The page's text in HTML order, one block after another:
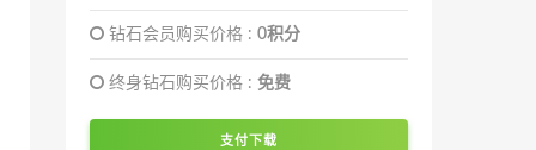
钻石会员购买价格 : 0积分
终身钻石购买价格 : 免费
支付下载